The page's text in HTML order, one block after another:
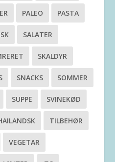
PALEO PASTA
SALATER
SKALDYR
SNACKS SOMMER
SUPPE SVINEKØD
TILBEHØR
VEGETAR